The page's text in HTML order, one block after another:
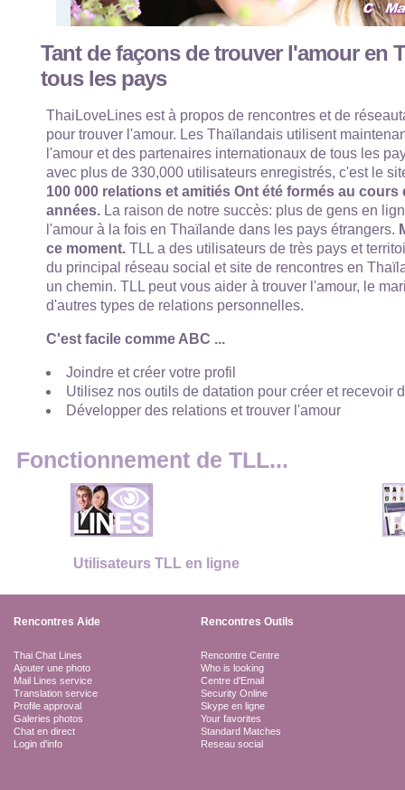
Tant de façons de trouver l'amour en
tous les pays
ThaiLoveLines est à propos de rencontres et de
pour trouver l'amour. Les Thaïlandais utilisent
l'amour et des partenaires internationaux de tous les
avec plus de 330,000 utilisateurs enregistrés, c'est le
100 000 relations et amitiés Ont été formés au
années. La raison de notre succès: plus de gens en
l'amour à la fois en Thaïlande dans les pays étrangers.
ce moment. TLL a des utilisateurs de très pays et
du principal réseau social et site de rencontres en
un chemin. TLL peut vous aider à trouver l'amour, le
d'autres types de relations personnelles.
C'est facile comme ABC ...
Joindre et créer votre profil
Utilisez nos outils de datation pour créer et recevoir
Développer des relations et trouver l'amour
Fonctionnement de TLL...
Utilisateurs TLL en ligne
Rencontres Aide Rencontres Outils
Thai Chat Lines
Ajouter une photo
Mail Lines service
Translation service
Profile approval
Galeries photos
Chat en direct
Login d'info
Rencontre Centre
Who is looking
Centre d'Email
Security Online
Skype en ligne
Your favorites
Standard Matches
Reseau social